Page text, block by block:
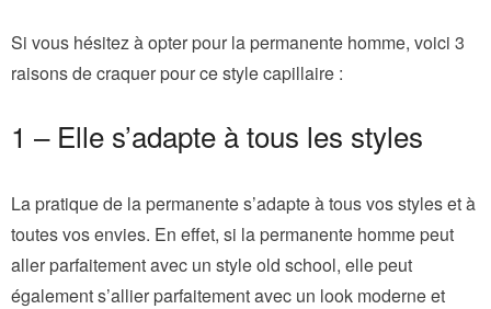
Si vous hésitez à opter pour la permanente homme, voici 3
raisons de craquer pour ce style capillaire :
1 – Elle s’adapte à tous les styles
La pratique de la permanente s’adapte à tous vos styles et à
toutes vos envies. En effet, si la permanente homme peut
aller parfaitement avec un style old school, elle peut
également s’allier parfaitement avec un look moderne et